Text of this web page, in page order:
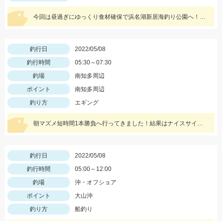
今回は昼過ぎにゆっくり食材確保で浜名湖新居海釣り公園へ！サビキでアジやサバ、イワシが大漁！！！
釣行日
2022/05/08
釣行時間
05:30～07:30
釣場
南知多周辺
ポイント
南知多周辺
釣り方
エギング
朝マズメ短時間1本勝負へ行ってきました！結果はナイスサイズのオス
釣行日
2022/05/08
釣行時間
05:00～12:00
釣場
沖・オフショア
ポイント
大山沖
釣り方
船釣り